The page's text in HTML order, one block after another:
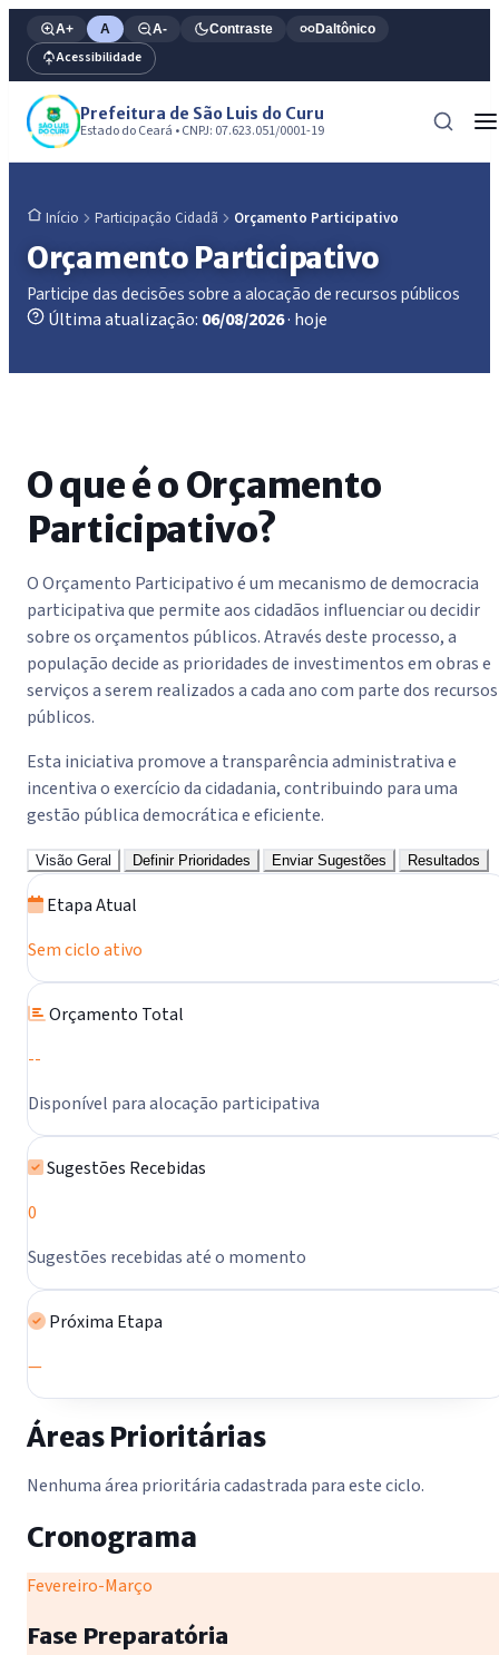
A+ A A- Contraste Daltônico
Acessibilidade
Prefeitura de São Luis do Curu
Estado do Ceará • CNPJ: 07.623.051/0001-19
Início Participação Cidadã Orçamento Participativo
Orçamento Participativo
Participe das decisões sobre a alocação de recursos públicos
Última atualização: 06/08/2026· hoje
O que é o Orçamento
Participativo?
O Orçamento Participativo é um mecanismo de democracia
participativa que permite aos cidadãos influenciar ou decidir
sobre os orçamentos públicos. Através deste processo, a
população decide as prioridades de investimentos em obras e
serviços a serem realizados a cada ano com parte dos recursos
públicos.
Esta iniciativa promove a transparência administrativa e
incentiva o exercício da cidadania, contribuindo para uma
gestão pública democrática e eficiente.
Visão Geral Definir Prioridades Enviar Sugestões Resultados
Etapa Atual
Sem ciclo ativo
Orçamento Total
--
Disponível para alocação participativa
Sugestões Recebidas
0
Sugestões recebidas até o momento
Próxima Etapa
—
Áreas Prioritárias
Nenhuma área prioritária cadastrada para este ciclo.
Cronograma
Fevereiro-Março
Fase Preparatória